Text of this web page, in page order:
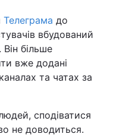
Телеграма до
вбудований
більше
вже додані
та чатах за
сподіватися
не доводиться.